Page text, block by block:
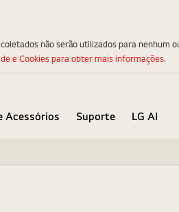
Acessórios Suporte
LG AI
não serão utilizados para
e Cookies para obter mais informações.